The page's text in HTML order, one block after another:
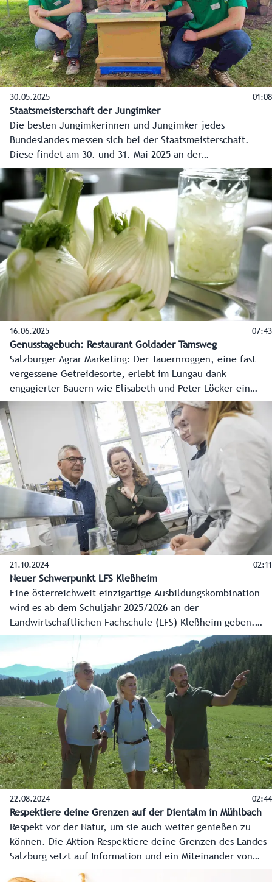
30.05.2025 01:08
Staatsmeisterschaft der Jungimker
Die besten Jungimkerinnen und Jungimker jedes
Bundeslandes messen sich bei der Staatsmeisterschaft.
Diese findet am 30. und 31. Mai 2025 an der
Landwirtschaftlichen Fachschule (LFS) in Tamsweg statt.
16.06.2025 07:43
Genusstagebuch: Restaurant Goldader Tamsweg
Salzburger Agrar Marketing: Der Tauernroggen, eine fast
vergessene Getreidesorte, erlebt im Lungau dank
engagierter Bauern wie Elisabeth und Peter Löcker ein
Revival. In ihrem Laden werden regionale Produkte wie
Brot, Nudeln und Lebkuchen aus Tauernroggen angeboten.
Küchenchef Edgar Erlacher vom Restaurant Goldader lässt
sich von diesem Urgetreide inspirieren. Mit kreativen
Gerichten verbindet er Tradition und Innovation. So
entsteht ein kulinarisches Erlebnis, das die
Bodenständigkeit und Frische Salzburgs widerspiegelt. Im
Genusstagebuch #57 "Salzburg Schmeckt" bekommt man
Einblicke.
21.10.2024 02:11
Neuer Schwerpunkt LFS Kleßheim
Eine österreichweit einzigartige Ausbildungskombination
wird es ab dem Schuljahr 2025/2026 an der
Landwirtschaftlichen Fachschule (LFS) Kleßheim geben.
Die Fachrichtung Betriebs- und Haushaltsmanagement
ebnet in Kooperation mit dem Salzburger
Apothekerverband den Einstieg in die Lehre zur
pharmazeutisch-kaufmännischen Assistenz (PKA).
22.08.2024 02:44
Respektiere deine Grenzen auf der Dientalm in Mühlbach
Respekt vor der Natur, um sie auch weiter genießen zu
können. Die Aktion Respektiere deine Grenzen des Landes
Salzburg setzt auf Information und ein Miteinander von
Landwirtschaft inklusive Almwirtschaft, Jagd, Tourismus